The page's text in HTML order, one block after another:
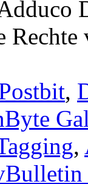
,
,